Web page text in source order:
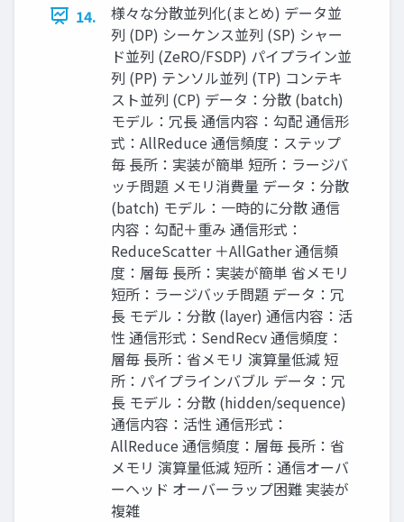
14.
様々な分散並列化(まとめ) データ並
列 (DP) シーケンス並列 (SP) シャー
ド並列 (ZeRO/FSDP) パイプライン並
列 (PP) テンソル並列 (TP) コンテキ
スト並列 (CP) データ：分散 (batch)
モデル：冗長 通信内容：勾配 通信形
式：AllReduce 通信頻度：ステップ
毎 長所：実装が簡単 短所：ラージバ
ッチ問題 メモリ消費量 データ：分散
(batch) モデル：一時的に分散 通信
内容：勾配＋重み 通信形式：
ReduceScatter ＋AllGather 通信頻
度：層毎 長所：実装が簡単 省メモリ
短所：ラージバッチ問題 データ：冗
長 モデル：分散 (layer) 通信内容：活
性 通信形式：SendRecv 通信頻度：
層毎 長所：省メモリ 演算量低減 短
所：パイプラインバブル データ：冗
長 モデル：分散 (hidden/sequence)
通信内容：活性 通信形式：
AllReduce 通信頻度：層毎 長所：省
メモリ 演算量低減 短所：通信オーバ
ーヘッド オーバーラップ困難 実装が
複雑